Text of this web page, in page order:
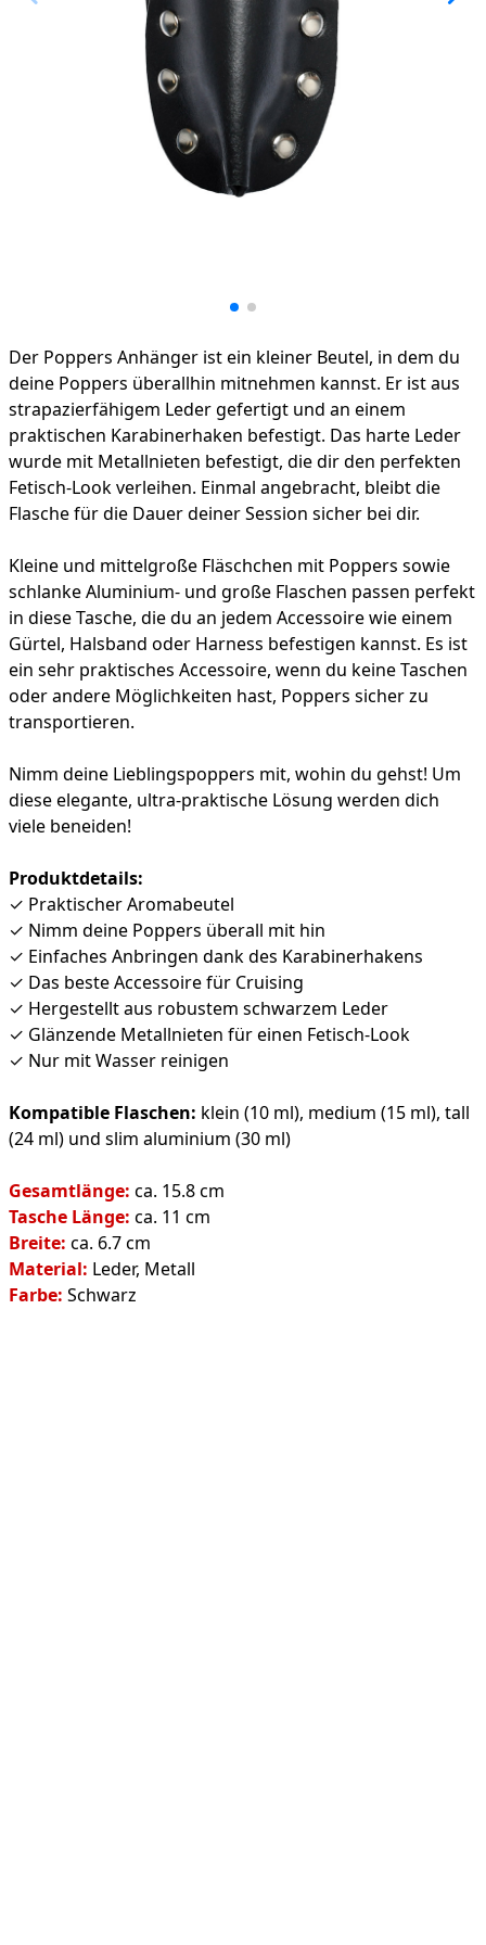
Product information
Der Poppers Anhänger ist ein kleiner Beutel, in dem du
deine Poppers überallhin mitnehmen kannst. Er ist aus
strapazierfähigem Leder gefertigt und an einem
praktischen Karabinerhaken befestigt. Das harte Leder
wurde mit Metallnieten befestigt, die dir den perfekten
Fetisch-Look verleihen. Einmal angebracht, bleibt die
Flasche für die Dauer deiner Session sicher bei dir.
Kleine und mittelgroße Fläschchen mit Poppers sowie
schlanke Aluminium- und große Flaschen passen perfekt
in diese Tasche, die du an jedem Accessoire wie einem
Gürtel, Halsband oder Harness befestigen kannst. Es ist
ein sehr praktisches Accessoire, wenn du keine Taschen
oder andere Möglichkeiten hast, Poppers sicher zu
transportieren.
Nimm deine Lieblingspoppers mit, wohin du gehst! Um
diese elegante, ultra-praktische Lösung werden dich
viele beneiden!
Produktdetails:
✓ Praktischer Aromabeutel
✓ Nimm deine Poppers überall mit hin
✓ Einfaches Anbringen dank des Karabinerhakens
✓ Das beste Accessoire für Cruising
✓ Hergestellt aus robustem schwarzem Leder
✓ Glänzende Metallnieten für einen Fetisch-Look
✓ Nur mit Wasser reinigen
Kompatible Flaschen: klein (10 ml), medium (15 ml), tall
(24 ml) und slim aluminium (30 ml)
Gesamtlänge: ca. 15.8 cm
Tasche Länge: ca. 11 cm
Breite: ca. 6.7 cm
Material: Leder, Metall
Farbe: Schwarz